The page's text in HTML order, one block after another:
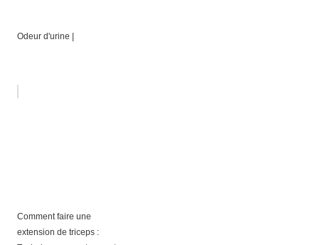
Odeur d'urine |
Comment faire une
extension de triceps :